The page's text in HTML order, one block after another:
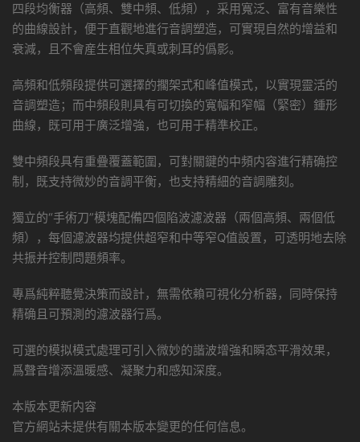
四段均衡器（高頻、雙中頻、低頻），采用寬泛、富有音樂性
的曲線設計，便于直觀地進行音調塑造，可實現自然的增益和
衰減，且不會産生相位失真或刺耳的僞影。
高頻和低頻段提供可選擇的擱架式和峰值模式，以實現靈活的
音調塑造；而中頻段則具有可切換的寬幅和窄幅（緊密）鍾形
曲線，既可用于廣泛增強，也可用于精準校正。
雙中頻段具有重疊覆蓋範圍，可對關鍵的中頻内容進行精确控
制，既支持微妙的音調平衡，也支持精細的音調雕刻。
獨立的“手術刀”模塊配備四個陷波濾波器（兩個高頻、兩個低
頻），每個濾波器均提供超窄和中等窄Q值設置，可透明地去除
共振并控制問題頻率。
專爲純粹聽覺決策而設計，無需依賴可視化分析器，同時保持
精确且可預測的濾波器行爲。
可選的模拟模式處理可引入微妙的諧波增強和瞬态平滑效果，
爲聲音增添溫暖感、凝聚力和感知深度。
本版本更新内容
官方網站未提供有關本版本變更的任何信息。